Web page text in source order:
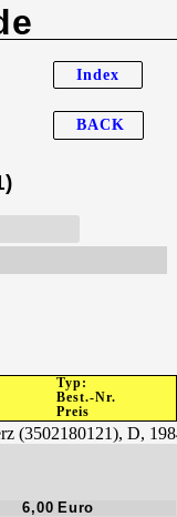
Index
BACK
Typ:
Best.-Nr.
Preis
6,00 Euro